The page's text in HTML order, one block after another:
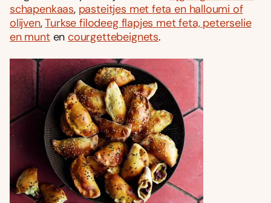
schapenkaas, pasteitjes met feta en halloumi of
olijven,Turkse filodeeg flapjes met feta, peterselie
en munten courgettebeignets.